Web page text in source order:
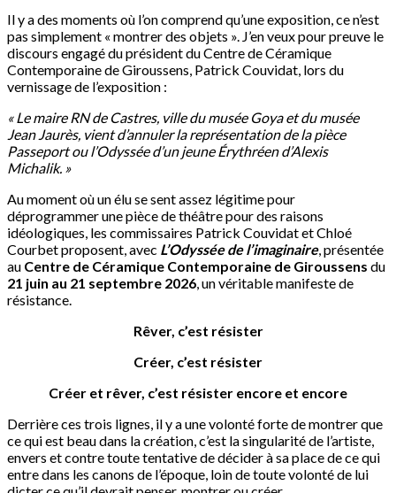
Il y a des moments où l’on comprend qu’une exposition, ce n’est
pas simplement « montrer des objets ». J’en veux pour preuve le
discours engagé du président du Centre de Céramique
Contemporaine de Giroussens, Patrick Couvidat, lors du
vernissage de l’exposition :
« Le maire RN de Castres, ville du musée Goya et du musée
Jean Jaurès, vient d’annuler la représentation de la pièce
Passeport ou l’Odyssée d’un jeune Érythréen d’Alexis
Michalik. »
Au moment où un élu se sent assez légitime pour
déprogrammer une pièce de théâtre pour des raisons
idéologiques, les commissaires Patrick Couvidat et Chloé
Courbet proposent, avec L’Odyssée de l’imaginaire, présentée
au Centre de Céramique Contemporaine de Giroussens du
21 juin au 21 septembre 2026 , un véritable manifeste de
résistance.
Rêver, c’est résister
Créer, c’est résister
Créer et rêver, c’est résister encore et encore
Derrière ces trois lignes, il y a une volonté forte de montrer que
ce qui est beau dans la création, c’est la singularité de l’artiste,
envers et contre toute tentative de décider à sa place de ce qui
entre dans les canons de l’époque, loin de toute volonté de lui